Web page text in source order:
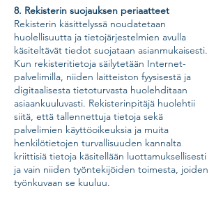
8. Rekisterin suojauksen periaatteet
Rekisterin käsittelyssä noudatetaan
huolellisuutta ja tietojärjestelmien avulla
käsiteltävät tiedot suojataan asianmukaisesti.
Kun rekisteritietoja säilytetään Internet-
palvelimilla, niiden laitteiston fyysisestä ja
digitaalisesta tietoturvasta huolehditaan
asiaankuuluvasti. Rekisterinpitäjä huolehtii
siitä, että tallennettuja tietoja sekä
palvelimien käyttöoikeuksia ja muita
henkilötietojen turvallisuuden kannalta
kriittisiä tietoja käsitellään luottamuksellisesti
ja vain niiden työntekijöiden toimesta, joiden
työnkuvaan se kuuluu.